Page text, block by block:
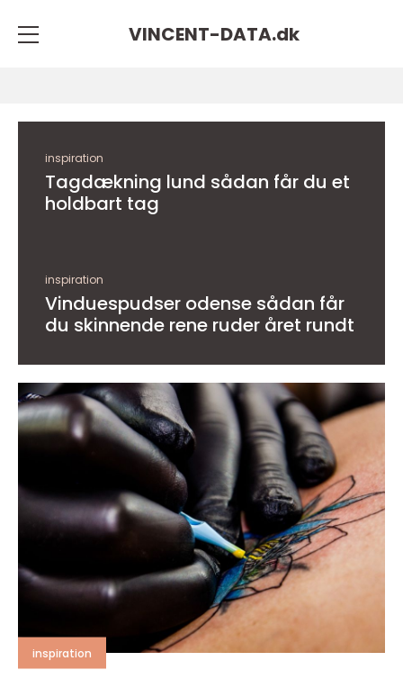
VINCENT-DATA.dk
inspiration
Tagdækning lund sådan får du et
holdbart tag
inspiration
Vinduespudser odense sådan får
du skinnende rene ruder året rundt
inspiration